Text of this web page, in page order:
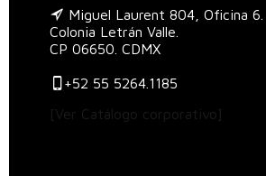
Miguel Laurent 804, Oficina 6.
Colonia Letrán Valle.
CP 06650. CDMX
+52 55 5264.1185
[Ver Catálogo corporativo]